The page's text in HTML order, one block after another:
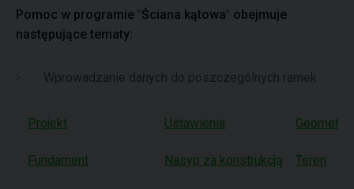
Pomoc w programie "Ściana kątowa" obejmuje
następujące tematy:
Wprowadzanie danych do poszczególnych ramek
Projekt Ustawienia Geometria
Fundament Nasyp za konstrukcją Teren